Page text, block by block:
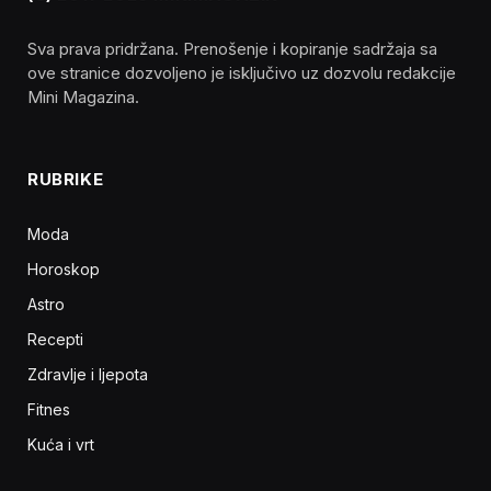
Sva prava pridržana. Prenošenje i kopiranje sadržaja sa
ove stranice dozvoljeno je isključivo uz dozvolu redakcije
Mini Magazina.
RUBRIKE
Moda
Horoskop
Astro
Recepti
Zdravlje i ljepota
Fitnes
Kuća i vrt